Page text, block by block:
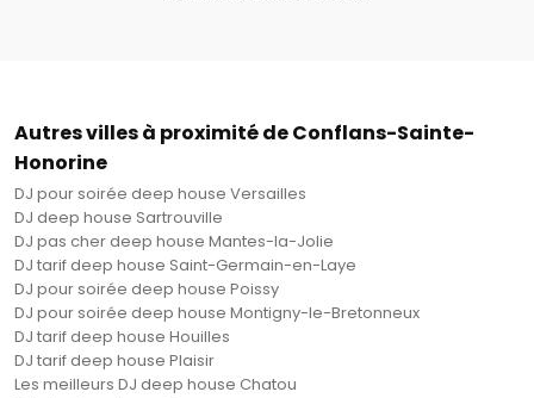
Autres villes à proximité de Conflans-Sainte-
Honorine
DJ pour soirée deep house Versailles
DJ deep house Sartrouville
DJ pas cher deep house Mantes-la-Jolie
DJ tarif deep house Saint-Germain-en-Laye
DJ pour soirée deep house Poissy
DJ pour soirée deep house Montigny-le-Bretonneux
DJ tarif deep house Houilles
DJ tarif deep house Plaisir
Les meilleurs DJ deep house Chatou